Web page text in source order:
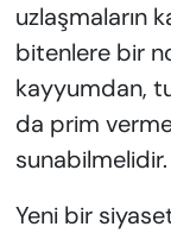
uzlaşmaların
bitenlere bir
kayyumdan,
da prim
sunabilmelidir.
Yeni bir